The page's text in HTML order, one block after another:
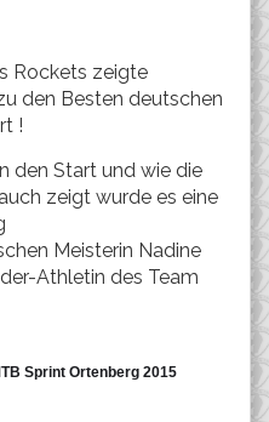
Rockets zeigte
den Besten deutschen
!
den Start und wie die
zeigt wurde es eine
Meisterin Nadine
Athletin des Team
Sprint Ortenberg 2015